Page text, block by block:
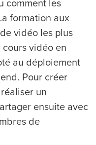
comment les
formation aux
vidéo les plus
cours vidéo en
au déploiement
Pour créer
un
ensuite avec
de